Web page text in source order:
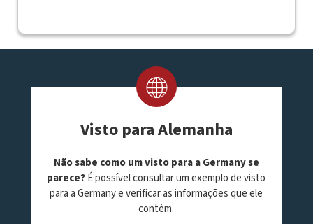
Visto para Alemanha
Não sabe como um visto para a Germany se
parece?É possível consultar um exemplo de visto
para a Germany e verificar as informações que ele
contém.